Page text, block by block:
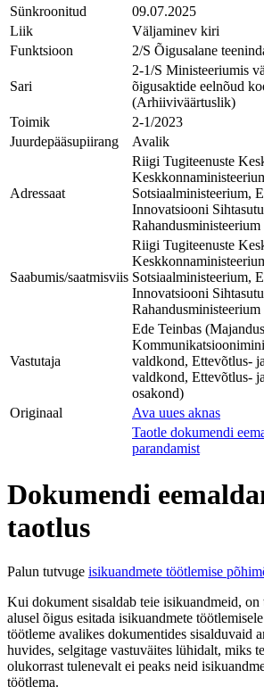
Sünkroonitud
09.07.2025
Liik
Väljaminev kiri
Funktsioon
2/S Õigusalane
Sari
2-1/S Ministeeriumis
õigusaktide eelnõud
(Arhiiviväärtuslik)
Toimik
2-1/2023
Juurdepääsupiirang
Avalik
Adressaat
Riigi Tugiteenuste
Sotsiaalministeerium,
Innovatsiooni
Rahandusministeerium
Saabumis/saatmisviis
Riigi Tugiteenuste
Sotsiaalministeerium,
Innovatsiooni
Rahandusministeerium
Vastutaja
Ede Teinbas
valdkond, Ettevõtlus-
valdkond, Ettevõtlus-
osakond)
Originaal
Ava uues aknas
Taotle dokumendi
parandamist
Dokumendi
taotlus
Palun tutvuge isikuandmete töötlemise
Kui dokument sisaldab teie isikuandmeid,
alusel õigus esitada isikuandmete
töötleme avalikes dokumentides sisalduvaid
huvides, selgitage vastuväites lühidalt, miks
olukorrast tulenevalt ei peaks neid
töötlema.